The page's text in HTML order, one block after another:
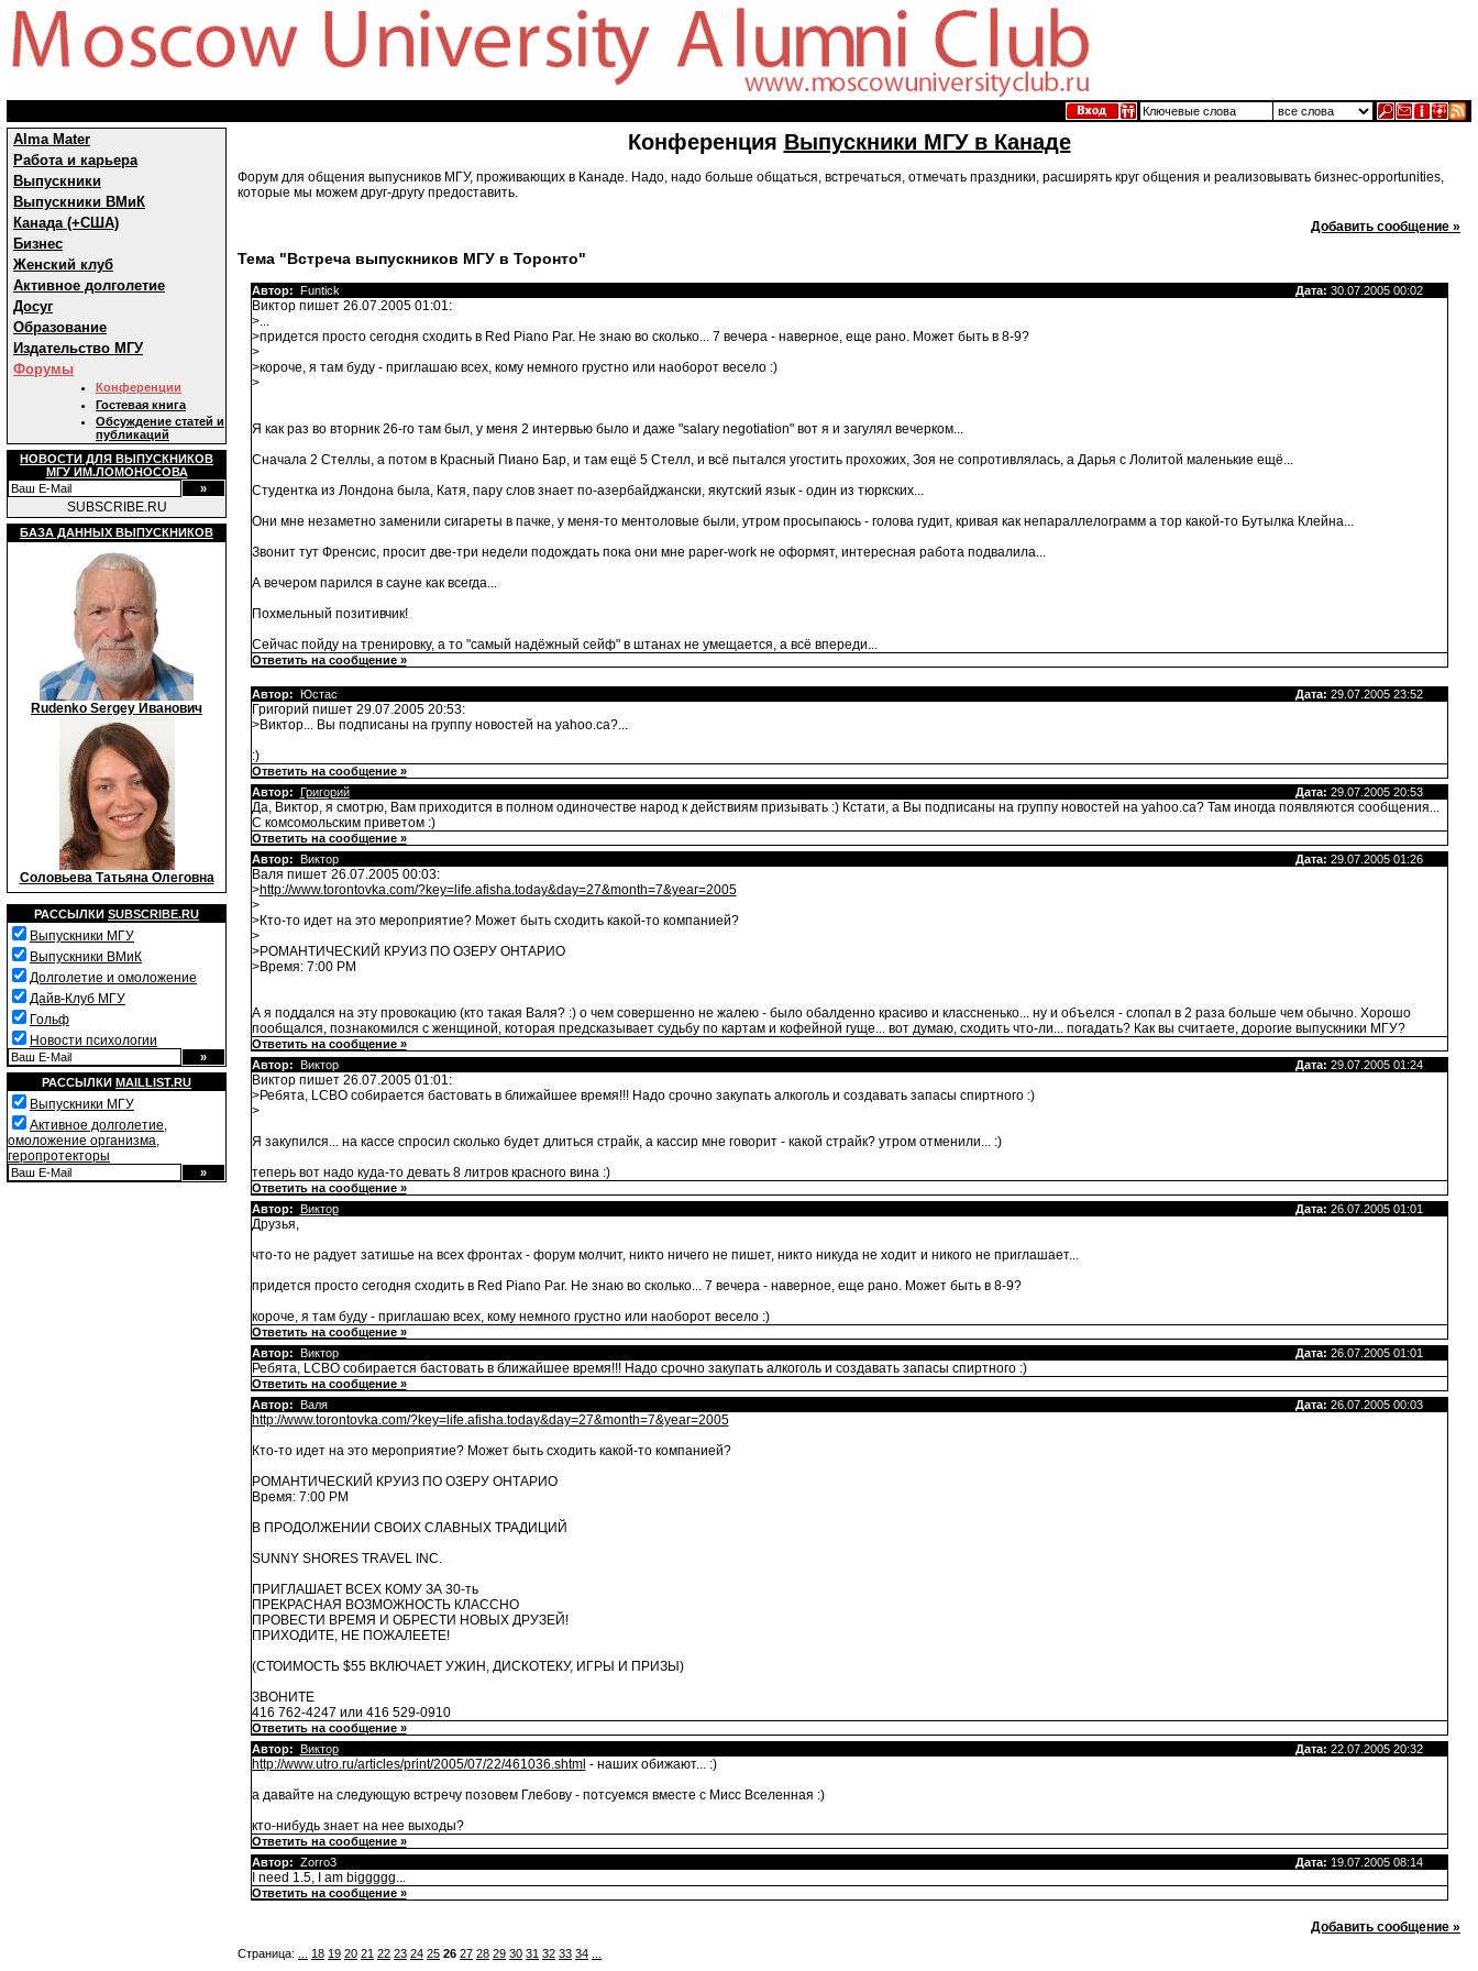
Alma Mater
Работа и карьера
Выпускники
Выпускники ВМиК
Канада (+США)
Бизнес
Женский клуб
Активное долголетие
Досуг
Образование
Издательство МГУ
Форумы
Конференции
Гостевая книга
Обсуждение статей и
публикаций
НОВОСТИ ДЛЯ ВЫПУСКНИКОВ
МГУ ИМ.ЛОМОНОСОВА
SUBSCRIBE.RU
БАЗА ДАННЫХ ВЫПУСКНИКОВ
Rudenko Sergey Иванович
Соловьева Татьяна Олеговна
РАССЫЛКИ SUBSCRIBE.RU
Выпускники МГУ
Выпускники ВМиК
Долголетие и омоложение
Дайв-Клуб МГУ
Гольф
Новости психологии
РАССЫЛКИ MAILLIST.RU
Выпускники МГУ
Активное долголетие,
омоложение организма,
геропротекторы
Конференция Выпускники МГУ в Канаде
Форум для общения выпусников МГУ, проживающих в Канаде. Надо, надо больше общаться, встречаться, отмечать праздники, расширять круг общения и реализовывать бизнес-opportunities,
которые мы можем друг-другу предоставить.
Добавить сообщение »
Тема "Встреча выпускников МГУ в Торонто"
Автор: Funtick Дата: 30.07.2005 00:02
Виктор пишет 26.07.2005 01:01:
>...
>придется просто сегодня сходить в Red Piano Par. Не знаю во сколько... 7 вечера - наверное, еще рано. Может быть в 8-9?
>
>короче, я там буду - приглашаю всех, кому немного грустно или наоборот весело :)
>
Я как раз во вторник 26-го там был, у меня 2 интервью было и даже "salary negotiation" вот я и загулял вечерком...
Сначала 2 Стеллы, а потом в Красный Пиано Бар, и там ещё 5 Стелл, и всё пытался угостить прохожих, Зоя не сопротивлялась, а Дарья с Лолитой маленькие ещё...
Студентка из Лондона была, Катя, пару слов знает по-азербайджански, якутский язык - один из тюркских...
Они мне незаметно заменили сигареты в пачке, у меня-то ментоловые были, утром просыпаюсь - голова гудит, кривая как непараллелограмм а тор какой-то Бутылка Клейна...
Звонит тут Френсис, просит две-три недели подождать пока они мне paper-work не оформят, интересная работа подвалила...
А вечером парился в сауне как всегда...
Похмельный позитивчик!
Сейчас пойду на тренировку, а то "самый надёжный сейф" в штанах не умещается, а всё впереди...
Ответить на сообщение »
Автор: Юстас Дата: 29.07.2005 23:52
Григорий пишет 29.07.2005 20:53:
>Виктор... Вы подписаны на группу новостей на yahoo.ca?...
:)
Ответить на сообщение »
Автор:
Григорий Дата: 29.07.2005 20:53
Да, Виктор, я смотрю, Вам приходится в полном одиночестве народ к действиям призывать :) Кстати, а Вы подписаны на группу новостей на yahoo.ca? Там иногда появляются сообщения...
С комсомольским приветом :)
Ответить на сообщение »
Автор: Виктор Дата: 29.07.2005 01:26
Валя пишет 26.07.2005 00:03:
>http://www.torontovka.com/?key=life.afisha.today&day=27&month=7&year=2005
>
>Кто-то идет на это мероприятие? Может быть сходить какой-то компанией?
>
>РОМАНТИЧЕСКИЙ КРУИЗ ПО ОЗЕРУ ОНТАРИО
>Время: 7:00 PM
А я поддался на эту провокацию (кто такая Валя? :) о чем совершенно не жалею - было обалденно красиво и классненько... ну и объелся - слопал в 2 раза больше чем обычно. Хорошо
пообщался, познакомился с женщиной, которая предсказывает судьбу по картам и кофейной гуще... вот думаю, сходить что-ли... погадать? Как вы считаете, дорогие выпускники МГУ?
Ответить на сообщение »
Автор: Виктор Дата: 29.07.2005 01:24
Виктор пишет 26.07.2005 01:01:
>Ребята, LCBO собирается бастовать в ближайшее время!!! Надо срочно закупать алкоголь и создавать запасы спиртного :)
>
Я закупился... на кассе спросил сколько будет длиться страйк, а кассир мне говорит - какой страйк? утром отменили... :)
теперь вот надо куда-то девать 8 литров красного вина :)
Ответить на сообщение »
Автор:
Виктор Дата: 26.07.2005 01:01
Друзья,
что-то не радует затишье на всех фронтах - форум молчит, никто ничего не пишет, никто никуда не ходит и никого не приглашает...
придется просто сегодня сходить в Red Piano Par. Не знаю во сколько... 7 вечера - наверное, еще рано. Может быть в 8-9?
короче, я там буду - приглашаю всех, кому немного грустно или наоборот весело :)
Ответить на сообщение »
Автор: Виктор Дата: 26.07.2005 01:01
Ребята, LCBO собирается бастовать в ближайшее время!!! Надо срочно закупать алкоголь и создавать запасы спиртного :)
Ответить на сообщение »
Автор: Валя Дата: 26.07.2005 00:03
http://www.torontovka.com/?key=life.afisha.today&day=27&month=7&year=2005
Кто-то идет на это мероприятие? Может быть сходить какой-то компанией?
РОМАНТИЧЕСКИЙ КРУИЗ ПО ОЗЕРУ ОНТАРИО
Время: 7:00 PM
В ПРОДОЛЖЕНИИ СВОИХ СЛАВНЫХ ТРАДИЦИЙ
SUNNY SHORES TRAVEL INC.
ПРИГЛАШАЕТ ВСЕХ КОМУ ЗА 30-ть
ПРЕКРАСНАЯ ВОЗМОЖНОСТЬ КЛАССНО
ПРОВЕСТИ ВРЕМЯ И ОБРЕСТИ НОВЫХ ДРУЗЕЙ!
ПРИХОДИТЕ, НЕ ПОЖАЛЕЕТЕ!
(СТОИМОСТЬ $55 ВКЛЮЧАЕТ УЖИН, ДИСКОТЕКУ, ИГРЫ И ПРИЗЫ)
ЗВОНИТЕ
416 762-4247 или 416 529-0910
Ответить на сообщение »
Автор:
Виктор Дата: 22.07.2005 20:32
http://www.utro.ru/articles/print/2005/07/22/461036.shtml - наших обижают... :)
а давайте на следующую встречу позовем Глебову - потсуемся вместе с Мисс Вселенная :)
кто-нибудь знает на нее выходы?
Ответить на сообщение »
Автор: Zorro3 Дата: 19.07.2005 08:14
I need 1.5, I am biggggg...
Ответить на сообщение »
Добавить сообщение »
Страница: 18 19 20 21 22 23 24 25 26 27 28 29 30 31 32 33 34